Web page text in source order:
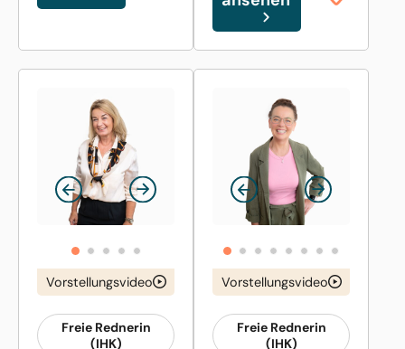
Vorstellungsvideo
Freie Rednerin
(IHK)
Vorstellungsvideo
Freie Rednerin
(IHK)